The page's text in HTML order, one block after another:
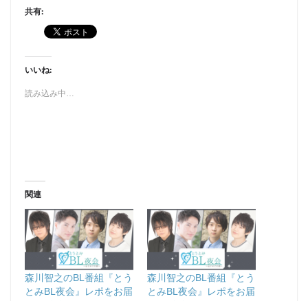
共有:
いいね:
読み込み中…
関連
森川智之のBL番組『とう
とみBL夜会』レポをお届
森川智之のBL番組『とう
とみBL夜会』レポをお届